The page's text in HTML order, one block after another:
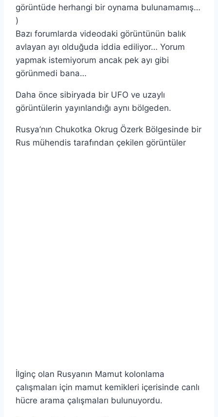
görüntüde herhangi bir oynama bulunamamış…
)
Bazı forumlarda videodaki görüntünün balık
avlayan ayı olduğuda iddia ediliyor… Yorum
yapmak istemiyorum ancak pek ayı gibi
görünmedi bana…
Daha önce sibiryada bir UFO ve uzaylı
görüntülerin yayınlandığı aynı bölgeden.
Rusya’nın Chukotka Okrug Özerk Bölgesinde bir
Rus mühendis tarafından çekilen görüntüler
İlginç olan Rusyanın Mamut kolonlama
çalışmaları için mamut kemikleri içerisinde canlı
hücre arama çalışmaları bulunuyordu.